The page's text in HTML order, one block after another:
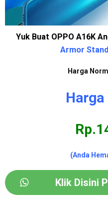
Yuk Buat OPPO A16K
Armor
Harga
(Anda
Klik Disini